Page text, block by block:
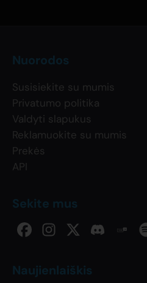
Nuorodos
Susisiekite su mumis
Privatumo politika
Valdyti slapukus
Reklamuokite su mumis
Prekės
API
Sekite mus
Naujienlaiškis